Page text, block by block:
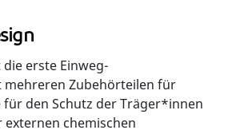
die erste Einweg-
mehreren Zubehörteilen für
den Schutz der Träger*innen
chemischen